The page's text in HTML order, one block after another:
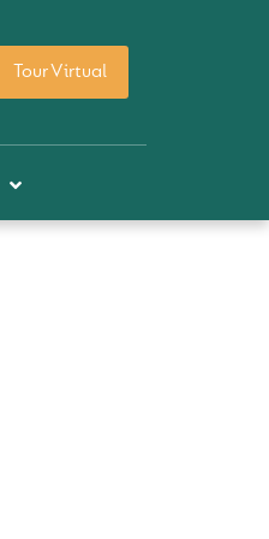
Tour Virtual